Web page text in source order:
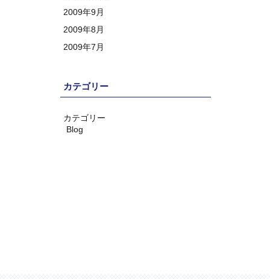
2009年9月
2009年8月
2009年7月
カテゴリー
カテゴリー
Blog